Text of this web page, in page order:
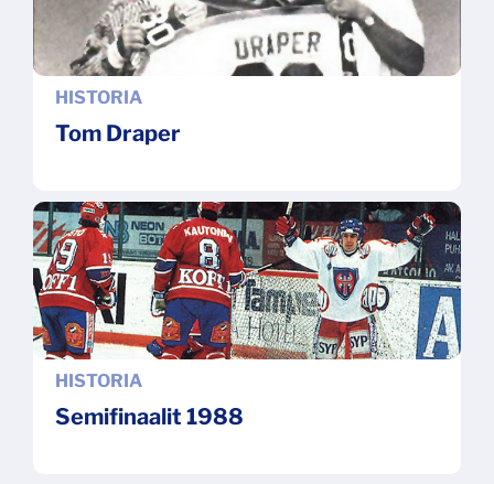
Tom Draper
HISTORIA
Semifinaalit 1988
HISTORIA